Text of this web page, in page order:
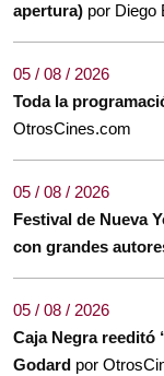
apertura) por Diego
05 / 08 / 2026
Toda la
OtrosCines.com
05 / 08 / 2026
Festival de Nueva
con grandes
05 / 08 / 2026
Caja Negra reeditó
Godard por